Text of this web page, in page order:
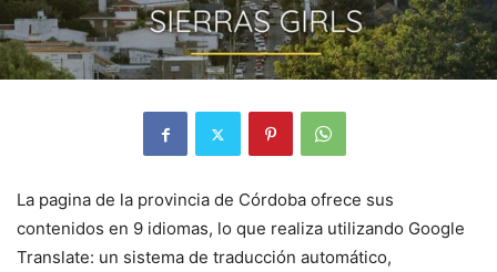
La pagina de la provincia de Córdoba ofrece sus
contenidos en 9 idiomas, lo que realiza utilizando Google
Translate: un sistema de traducción automático,